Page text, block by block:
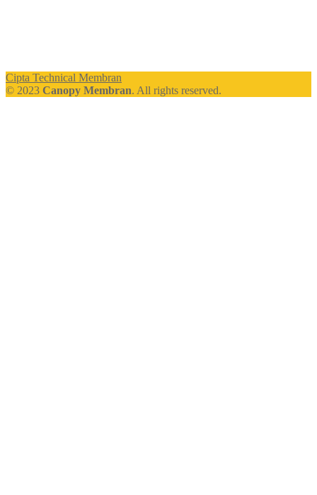
Cipta Technical Membran
© 2023 Canopy Membran. All rights reserved.